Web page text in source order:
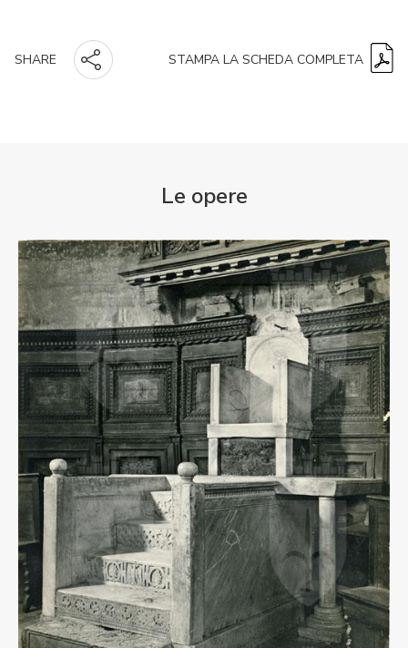
SHARE STAMPA LA SCHEDA COMPLETA
Le opere